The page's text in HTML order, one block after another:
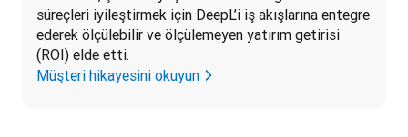
süreçleri iyileştirmek için DeepL’i iş akışlarına entegre
ederek ölçülebilir ve ölçülemeyen yatırım getirisi
(ROI) elde etti.
Müşteri hikayesini okuyun